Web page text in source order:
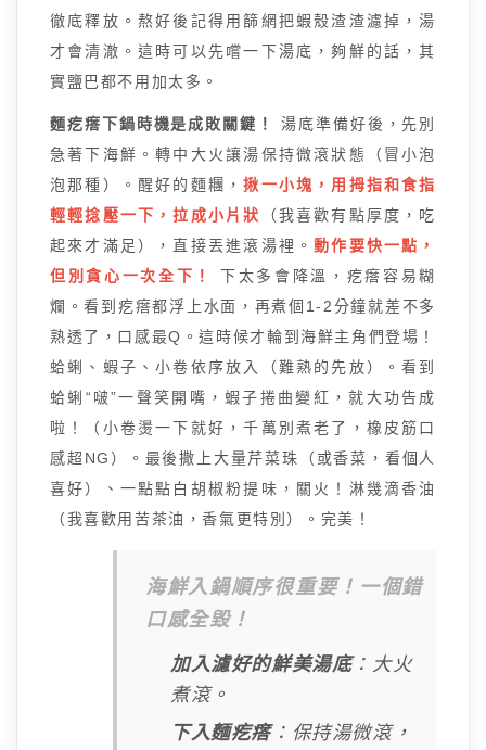
徹底釋放。熬好後記得用篩網把蝦殼渣渣濾掉，湯
才會清澈。這時可以先嚐一下湯底，夠鮮的話，其
實鹽巴都不用加太多。
麵疙瘩下鍋時機是成敗關鍵！
湯底準備好後，先別
急著下海鮮。轉中大火讓湯保持微滾狀態（冒小泡
泡那種）。醒好的麵糰，揪一小塊，用拇指和食指
輕輕捻壓一下，拉成小片狀
（我喜歡有點厚度，吃
起來才滿足），直接丟進滾湯裡。動作要快一點，
但別貪心一次全下！
下太多會降溫，疙瘩容易糊
爛。看到疙瘩都浮上水面，再煮個1-2分鐘就差不多
熟透了，口感最Q。這時候才輪到海鮮主角們登場！
蛤蜊、蝦子、小卷依序放入（難熟的先放）。看到
蛤蜊“啵”一聲笑開嘴，蝦子捲曲變紅，就大功告成
啦！（小卷燙一下就好，千萬別煮老了，橡皮筋口
感超NG）。最後撒上大量芹菜珠（或香菜，看個人
喜好）、一點點白胡椒粉提味，關火！淋幾滴香油
（我喜歡用苦茶油，香氣更特別）。完美！
海鮮入鍋順序很重要！一個錯
口感全毀！
加入濾好的鮮美湯底：大火
煮滾。
下入麵疙瘩：保持湯微滾，